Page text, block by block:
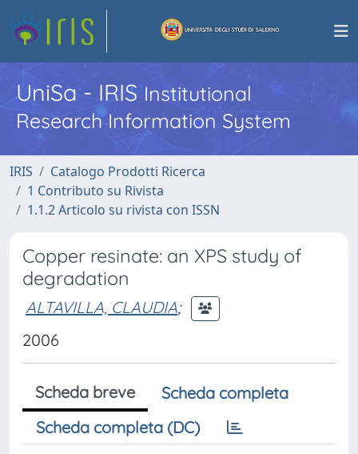
UniSa - IRISInstitutional
Research Information System
IRIS
Catalogo Prodotti Ricerca
1 Contributo su Rivista
1.1.2 Articolo su rivista con ISSN
Copper resinate: an XPS study of
degradation
ALTAVILLA, CLAUDIA;
2006
Scheda breve
Scheda completa
Scheda completa (DC)